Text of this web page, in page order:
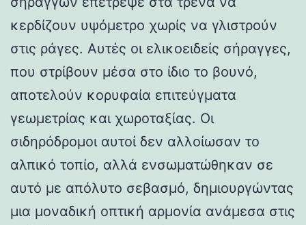
κερδίζουν υψόμετρο χωρίς να γλιστρούν
στις ράγες. Αυτές οι ελικοειδείς σήραγγες,
που στρίβουν μέσα στο ίδιο το βουνό,
αποτελούν κορυφαία επιτεύγματα
γεωμετρίας και χωροταξίας. Οι
σιδηρόδρομοι αυτοί δεν αλλοίωσαν το
αλπικό τοπίο, αλλά ενσωματώθηκαν σε
αυτό με απόλυτο σεβασμό, δημιουργώντας
μια μοναδική οπτική αρμονία ανάμεσα στις